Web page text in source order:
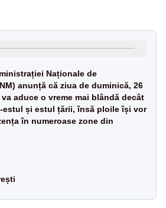
Naționale de
anunță că ziua de duminică, 26
aduce o vreme mai blândă decât
estul și estul țării, însă ploile își vor
în numeroase zone din